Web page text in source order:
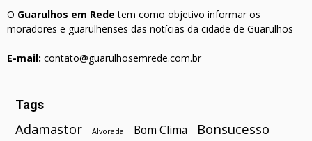
O Guarulhos em Rede tem como objetivo informar os
moradores e guarulhenses das notícias da cidade de Guarulhos
E-mail: contato@guarulhosemrede.com.br
Tags
Adamastor Alvorada Bom Clima Bonsucesso